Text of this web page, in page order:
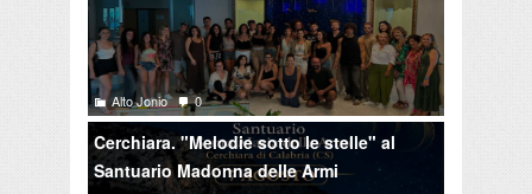
Alto Jonio 0
Cerchiara. "Melodie sotto le stelle" al
Santuario Madonna delle Armi